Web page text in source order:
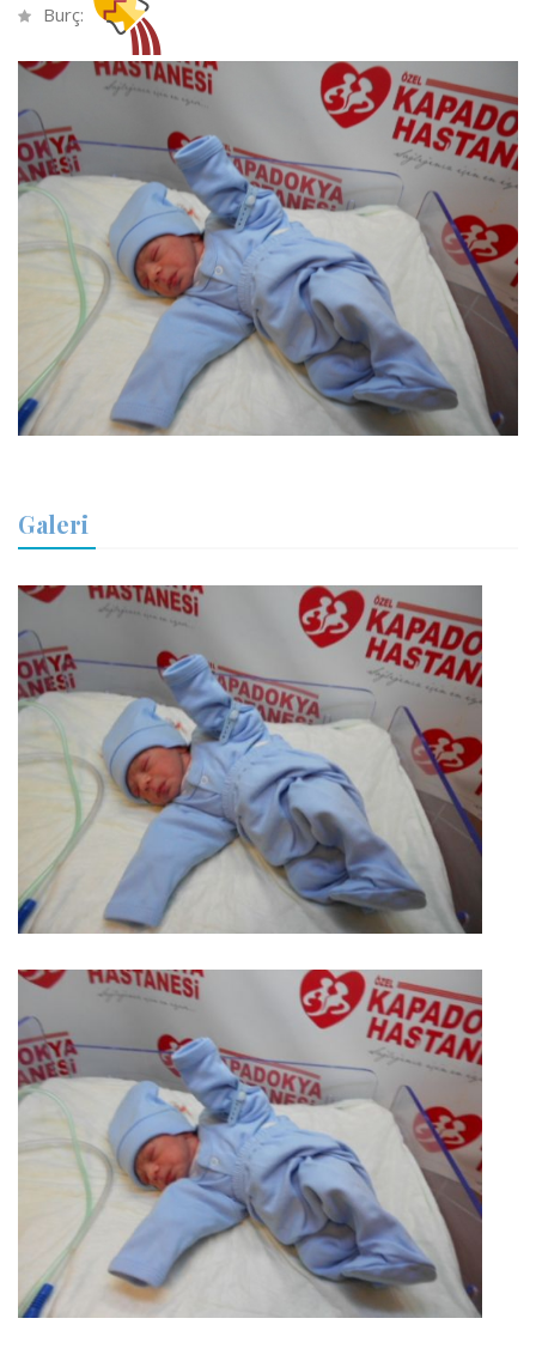
Burç:
Galeri